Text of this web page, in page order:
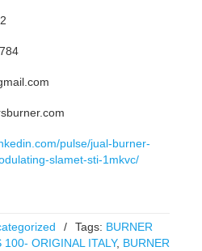
pulse/jual-burner-
slamet-sti-1mkvc/
/ Tags: BURNER
ORIGINAL ITALY, BURNER